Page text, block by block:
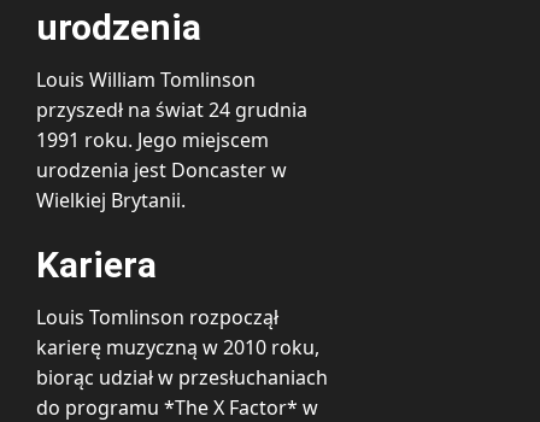
urodzenia
Louis William Tomlinson
przyszedł na świat 24 grudnia
1991 roku. Jego miejscem
urodzenia jest Doncaster w
Wielkiej Brytanii.
Kariera
Louis Tomlinson rozpoczął
karierę muzyczną w 2010 roku,
biorąc udział w przesłuchaniach
do programu *The X Factor* w